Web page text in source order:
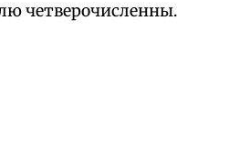
четверочисленны.